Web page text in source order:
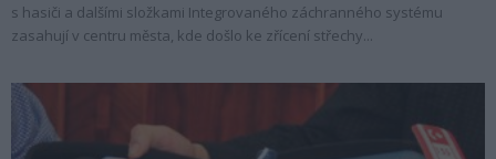
s hasiči a dalšími složkami Integrovaného záchranného systému
zasahují v centru města, kde došlo ke zřícení střechy...